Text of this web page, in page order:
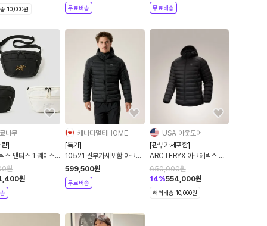
10,000원 무료배송 무료배송
나무
]
스 맨티스 1 웨이스
러 9234
원
원
캐나다멀티HOME
[특가]
10521 관부가세포함 아크테
릭스 세륨 후디 Cerium
Hoody Mens
599,500원
무료배송
USA 아웃도어
[관부가세포함]
ARCTERYX 아크테릭스 남
성 세륨 후디 자켓 헤드워터
블랙사파이어
X000010521
650,000원
14%554,000원
해외배송 10,000원